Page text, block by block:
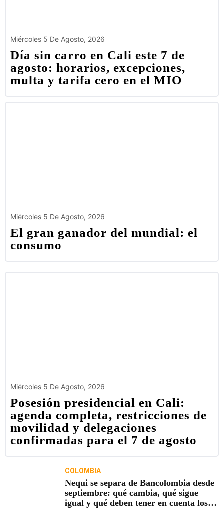
Miércoles 5 De Agosto, 2026
Día sin carro en Cali este 7 de
agosto: horarios, excepciones,
multa y tarifa cero en el MIO
Miércoles 5 De Agosto, 2026
El gran ganador del mundial: el
consumo
Miércoles 5 De Agosto, 2026
Posesión presidencial en Cali:
agenda completa, restricciones de
movilidad y delegaciones
confirmadas para el 7 de agosto
COLOMBIA
Nequi se separa de Bancolombia desde
septiembre: qué cambia, qué sigue
igual y qué deben tener en cuenta los